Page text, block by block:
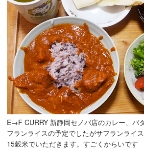
E→F CURRY 新静岡セノバ店のカレー、バ
フランライスの予定でしたがサフランライス
15穀米でいただきます。すごくからいです